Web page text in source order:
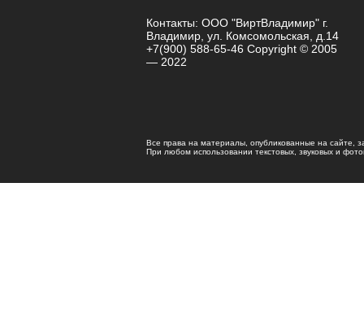
Контакты: ООО "ВиртВладимир" г.
Владимир, ул. Комсомольская, д.14
+7(900) 588-65-46 Copyright © 2005
— 2022
Все права на материалы, опубликованные на сайте,
При любом использовании текстовых, звуковых и